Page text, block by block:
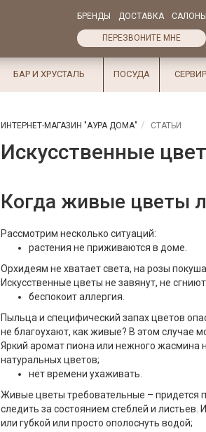
БРЕНДЫ ДОСТАВКА САЛОНЫ
ПЕРЕЗВОНИТЕ МНЕ
БАР И ХРУСТАЛЬ ПОСУДА
ИНТЕРНЕТ-МАГАЗИН "АУРА ДОМА" СТАТЬИ
Искусственные
Когда живые цветы
Рассмотрим несколько ситуаций:
растения не приживаются в доме.
Орхидеям не хватает света, на розы
Искусственные цветы не завянут, не
беспокоит аллергия.
Пыльца и специфический запах цветов
не благоухают, как живые? В этом случае
Яркий аромат пиона или нежного
натуральных цветов;
нет времени ухаживать.
Живые цветы требовательные – придется
следить за состоянием стеблей и
или губкой или просто ополоснуть водой;